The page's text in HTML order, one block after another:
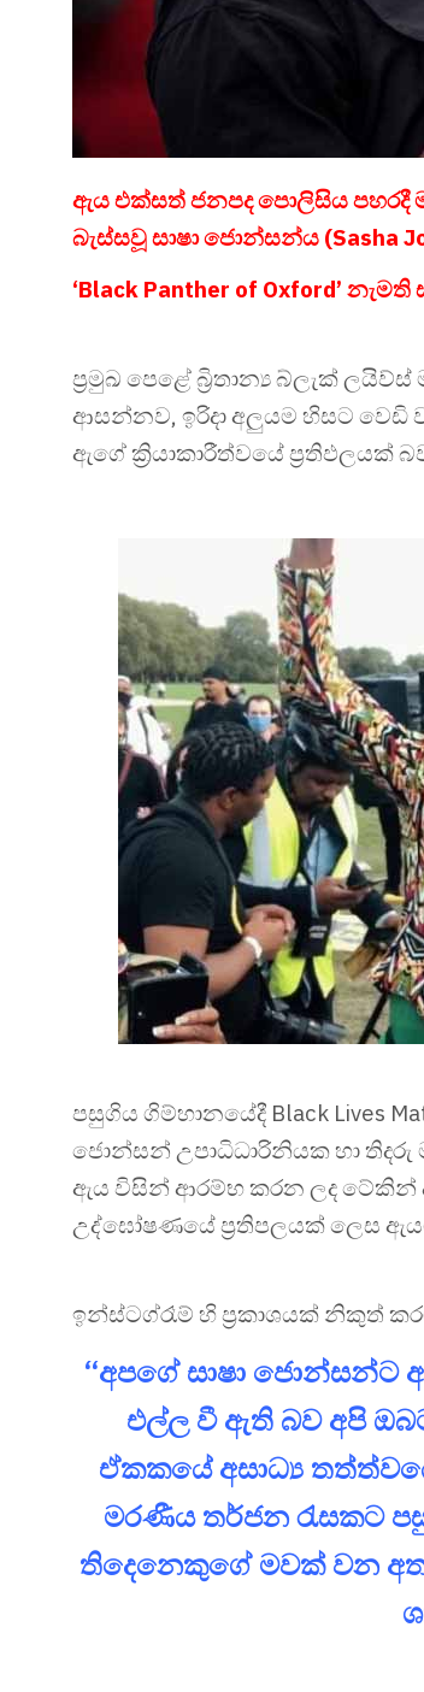
ඇය එක්සත් ජනපද පොලිසිය පහරදී
බැස්සවූ සාෂා ජොන්සන්ය (Sasha
‘Black Panther of Oxford’
ප්‍රමුඛ පෙළේ බ්‍රිතාන්‍ය බ්ලැක්
ආසන්නව, ඉරිදා අලුයම හිසට වෙඩි
ඇගේ ක්‍රියාකාරීත්වයේ ප්‍රතිඵලයක්
පසුගිය ගිම්හානයේදී Black Lives
ජොන්සන් උපාධිධාරිනියක හා තිදරු
ඇය විසින් ආරම්භ කරන ලද ටේකින් ද
උද්ඝෝෂණයේ ප්‍රතිපලයක් ලෙස
ඉන්ස්ටග්රෑම් හි ප්‍රකාශයක් නිකුත්
“අපගේ සාෂා ජොන්සන්ට
එල්ල වී ඇති බව අපි
ඒකකයේ අසාධ්‍ය
මරණීය තර්ජන රැසකට පසු
තිදෙනෙකුගේ මවක් වන